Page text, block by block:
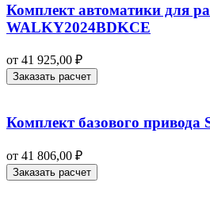
Комплект автоматики для
WALKY2024BDKCE
от 41 925,00 ₽
Заказать расчет
Комплект базового привода
от 41 806,00 ₽
Заказать расчет